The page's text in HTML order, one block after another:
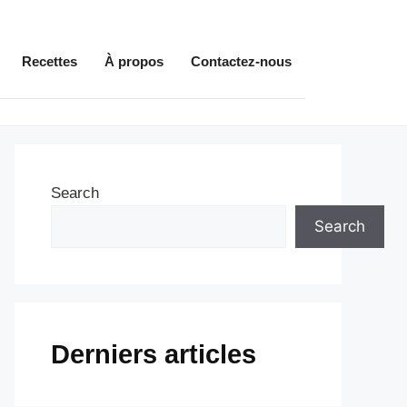
Recettes À propos Contactez-nous
Search
Search
Derniers articles